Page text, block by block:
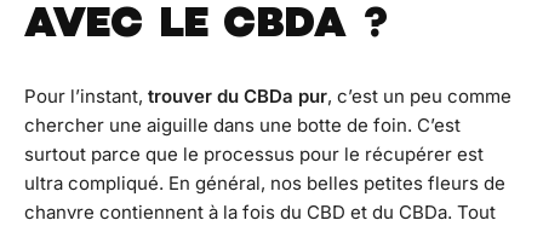
AVEC LE CBDA ?
Pour l’instant, trouver du CBDa pur, c’est un peu comme
chercher une aiguille dans une botte de foin. C’est
surtout parce que le processus pour le récupérer est
ultra compliqué. En général, nos belles petites fleurs de
chanvre contiennent à la fois du CBD et du CBDa. Tout